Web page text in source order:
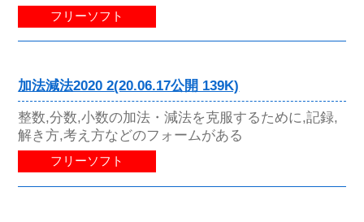
フリーソフト
加法減法2020 2(20.06.17公開 139K)
整数,分数,小数の加法・減法を克服するために,記録,
解き方,考え方などのフォームがある
フリーソフト